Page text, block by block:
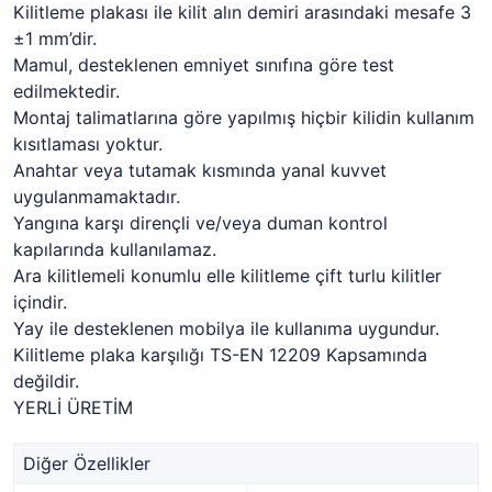
Kilitleme plakası ile kilit alın demiri arasındaki mesafe 3
±1 mm’dir.
Mamul, desteklenen emniyet sınıfına göre test
edilmektedir.
Montaj talimatlarına göre yapılmış hiçbir kilidin kullanım
kısıtlaması yoktur.
Anahtar veya tutamak kısmında yanal kuvvet
uygulanmamaktadır.
Yangına karşı dirençli ve/veya duman kontrol
kapılarında kullanılamaz.
Ara kilitlemeli konumlu elle kilitleme çift turlu kilitler
içindir.
Yay ile desteklenen mobilya ile kullanıma uygundur.
Kilitleme plaka karşılığı TS-EN 12209 Kapsamında
değildir.
YERLİ ÜRETİM
Diğer Özellikler